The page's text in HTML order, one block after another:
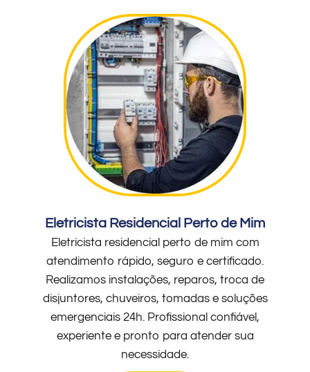
Eletricista Residencial Perto de Mim
Eletricista residencial perto de mim com
atendimento rápido, seguro e certificado.
Realizamos instalações, reparos, troca de
disjuntores, chuveiros, tomadas e soluções
emergenciais 24h. Profissional confiável,
experiente e pronto para atender sua
necessidade.